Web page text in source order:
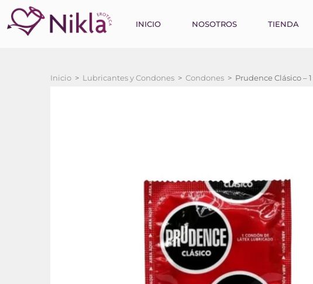
INICIO NOSOTROS TIENDA
Inicio > Lubricantes y Condones > Condones > Prudence Clásico –